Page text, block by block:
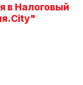
в Налоговый